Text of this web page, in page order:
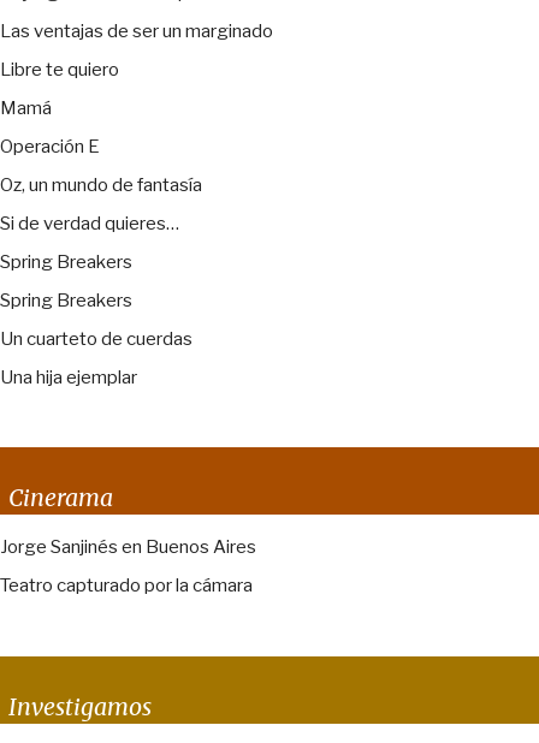
Las ventajas de ser un marginado
Libre te quiero
Mamá
Operación E
Oz, un mundo de fantasía
Si de verdad quieres…
Spring Breakers
Spring Breakers
Un cuarteto de cuerdas
Una hija ejemplar
Cinerama
Jorge Sanjinés en Buenos Aires
Teatro capturado por la cámara
Investigamos